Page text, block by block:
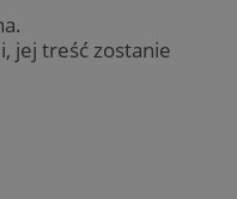
jej treść zostanie